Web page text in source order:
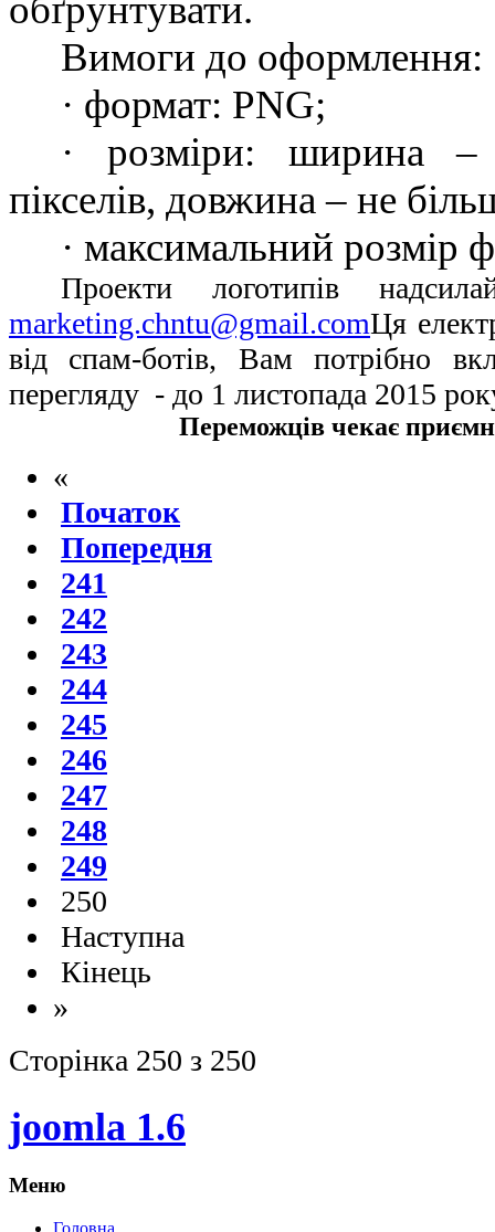
обґрунтувати.
Вимоги до оформлення:
· формат: PNG;
· розміри: ширина
пікселів, довжина – не
· максимальний розмір
Проекти логотипів
marketing.chntu@gmail.comЦя
від спам-ботів, Вам потрібно
перегляду - до 1 листопада 2015
Переможців чекає
«
Початок
Попередня
241
242
243
244
245
246
247
248
249
250
Наступна
Кінець
»
Сторінка 250 з 250
joomla 1.6
Меню
Головна